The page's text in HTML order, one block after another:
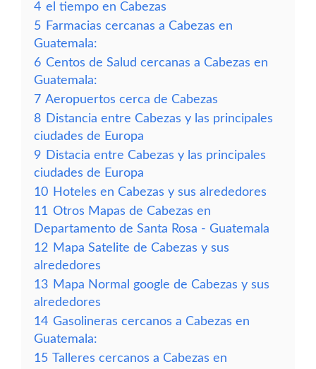
4 el tiempo en Cabezas
5 Farmacias cercanas a Cabezas en
Guatemala:
6 Centos de Salud cercanas a Cabezas en
Guatemala:
7 Aeropuertos cerca de Cabezas
8 Distancia entre Cabezas y las principales
ciudades de Europa
9 Distacia entre Cabezas y las principales
ciudades de Europa
10 Hoteles en Cabezas y sus alrededores
11 Otros Mapas de Cabezas en
Departamento de Santa Rosa - Guatemala
12 Mapa Satelite de Cabezas y sus
alrededores
13 Mapa Normal google de Cabezas y sus
alrededores
14 Gasolineras cercanos a Cabezas en
Guatemala:
15 Talleres cercanos a Cabezas en